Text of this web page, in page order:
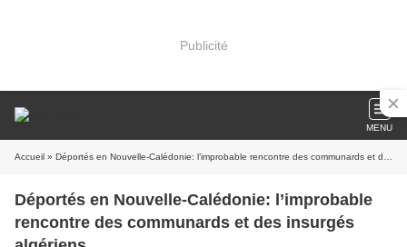
Publicité
MENU
Accueil » Déportés en Nouvelle-Calédonie: l’improbable rencontre des communards et des insurgés algériens
Déportés en Nouvelle-Calédonie: l’improbable
rencontre des communards et des insurgés